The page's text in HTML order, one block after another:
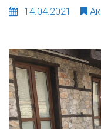
14.04.2021